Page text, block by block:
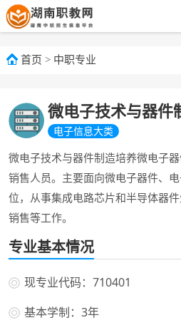
首页 > 中职专业
微电子技术与器件
电子信息大类
微电子技术与器件制造培养微电子
销售人员。主要面向微电子器件、
位，从事集成电路芯片和半导体器
销售等工作。
专业基本情况
现专业代码：710401
基本学制：3年